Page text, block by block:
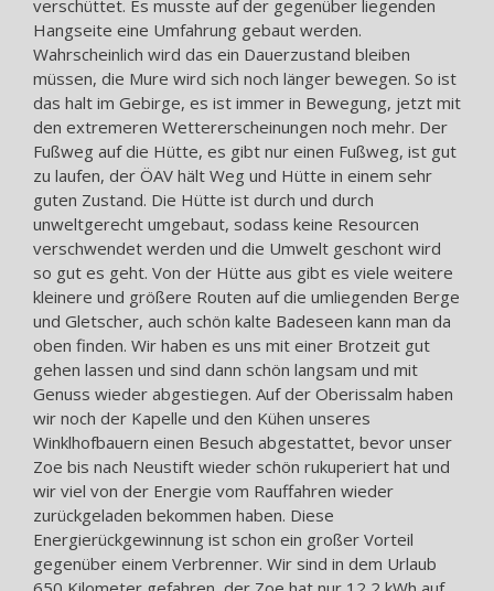
verschüttet. Es musste auf der gegenüber liegenden
Hangseite eine Umfahrung gebaut werden.
Wahrscheinlich wird das ein Dauerzustand bleiben
müssen, die Mure wird sich noch länger bewegen. So ist
das halt im Gebirge, es ist immer in Bewegung, jetzt mit
den extremeren Wettererscheinungen noch mehr. Der
Fußweg auf die Hütte, es gibt nur einen Fußweg, ist gut
zu laufen, der ÖAV hält Weg und Hütte in einem sehr
guten Zustand. Die Hütte ist durch und durch
unweltgerecht umgebaut, sodass keine Resourcen
verschwendet werden und die Umwelt geschont wird
so gut es geht. Von der Hütte aus gibt es viele weitere
kleinere und größere Routen auf die umliegenden Berge
und Gletscher, auch schön kalte Badeseen kann man da
oben finden. Wir haben es uns mit einer Brotzeit gut
gehen lassen und sind dann schön langsam und mit
Genuss wieder abgestiegen. Auf der Oberissalm haben
wir noch der Kapelle und den Kühen unseres
Winklhofbauern einen Besuch abgestattet, bevor unser
Zoe bis nach Neustift wieder schön rukuperiert hat und
wir viel von der Energie vom Rauffahren wieder
zurückgeladen bekommen haben. Diese
Energierückgewinnung ist schon ein großer Vorteil
gegenüber einem Verbrenner. Wir sind in dem Urlaub